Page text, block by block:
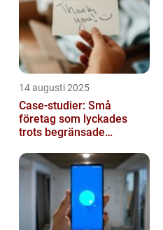
14 augusti 2025
Case-studier: Små
företag som lyckades
trots begränsade